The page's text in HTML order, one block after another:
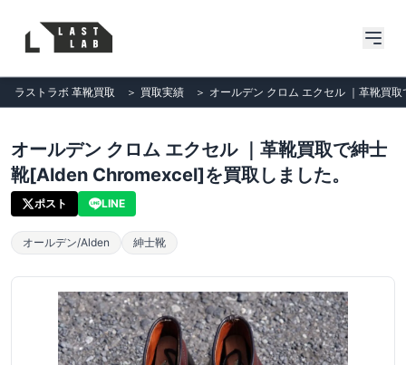
ラストラボ 革靴買取 ＞ 買取実績 ＞ オールデン クロム エクセル ｜革靴買
オールデン クロム エクセル ｜革靴買取で紳士
靴[Alden Chromexcel]を買取しました。
ポスト LINE
オールデン/Alden 紳士靴